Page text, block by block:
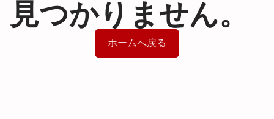
見つかりません。
ホームへ戻る